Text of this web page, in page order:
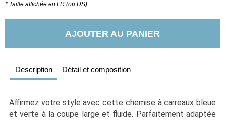
* Taille affichée en FR (ou US)
AJOUTER AU PANIER
Description Détail et composition
Affirmez votre style avec cette chemise à carreaux bleue
et verte à la coupe large et fluide. Parfaitement adaptée